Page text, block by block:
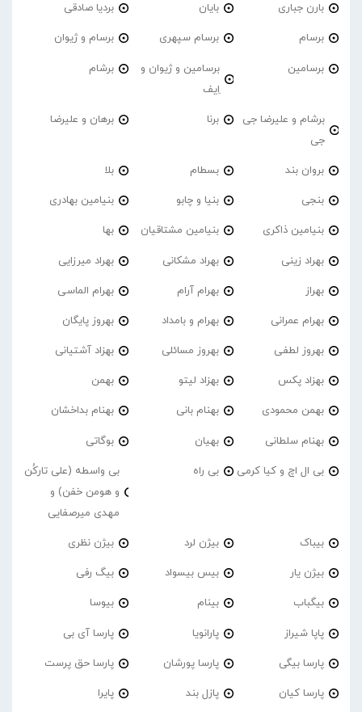
بارن جباری بایان بردیا صادقی
برسام برسام سپهری برسام و ژیوان
برسامین
برسامین و ژیوان و
اِیف
برشام
برشام و علیرضا جی
جی
برنا برهان و علیرضا
بروان بند بسطام بلا
بنجی بنیا و چابو بنیامین بهادری
بنیامین ذاکری بنیامین مشتاقیان بها
بهراد زینی بهراد مشکانی بهراد میرزایی
بهراز بهرام آرام بهرام الماسی
بهرام عمرانی بهرام و بامداد بهروز پایگان
بهروز لطفی بهروز مسائلی بهزاد آشتیانی
بهزاد پکس بهزاد لیتو بهمن
بهمن محمودی بهنام بانی بهنام بداخشان
بهنام سلطانی بهیان بوگاتی
بی ال اچ و کیا کرمی بی راه
بی واسطه (علی تارکُن
و هومن خفن) و
مهدی میرصفایی
بیباک بیژن لرد بیژن نظری
بیژن یار بیس بیسواد بیگ رفی
بیگباب بینام بیوسا
پاپا شیراز پارانویا پارسا آی بی
پارسا بیگی پارسا پورشان پارسا حق پرست
پارسا کیان پازل بند پایرا